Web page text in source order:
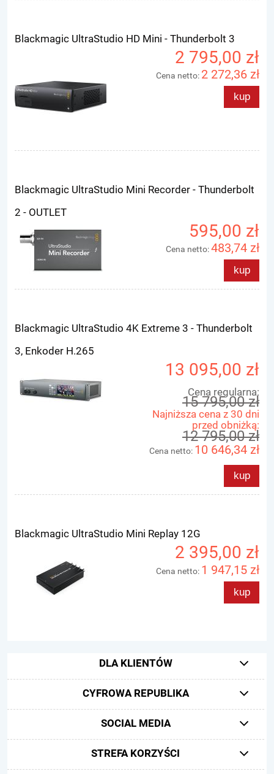
Blackmagic UltraStudio HD Mini - Thunderbolt 3
2 795,00 zł
Cena netto: 2 272,36 zł
kup
Blackmagic UltraStudio Mini Recorder - Thunderbolt
2 - OUTLET
595,00 zł
Cena netto:483,74 zł
kup
Blackmagic UltraStudio 4K Extreme 3 - Thunderbolt
3, Enkoder H.265
13 095,00 zł
Cena regularna:
15 795,00 zł
Najniższa cena z 30 dni
przed obniżką:
12 795,00 zł
Cena netto: 10 646,34 zł
kup
Blackmagic UltraStudio Mini Replay 12G
2 395,00 zł
Cena netto: 1 947,15 zł
kup
DLA KLIENTÓW
CYFROWA REPUBLIKA
SOCIAL MEDIA
STREFA KORZYŚCI